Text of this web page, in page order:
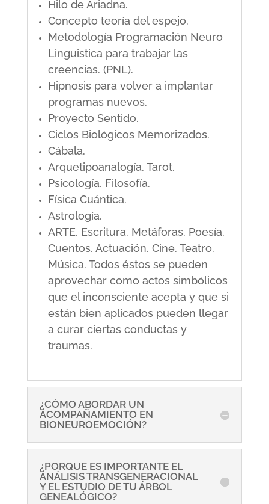
Hilo de Ariadna.
Concepto teoría del espejo.
Metodología Programación Neuro
Linguistica para trabajar las
creencias. (PNL).
Hipnosis para volver a implantar
programas nuevos.
Proyecto Sentido.
Ciclos Biológicos Memorizados.
Cábala.
Arquetipoanalogía. Tarot.
Psicología. Filosofía.
Física Cuántica.
Astrología.
ARTE. Escritura. Metáforas. Poesía.
Cuentos. Actuación. Cine. Teatro.
Música. Todos éstos se pueden
aprovechar como actos simbólicos
que el inconsciente acepta y que si
están bien aplicados pueden llegar
a curar ciertas conductas y
traumas.
¿CÓMO ABORDAR UN
ACOMPAÑAMIENTO EN
BIONEUROEMOCIÓN?
¿PORQUE ES IMPORTANTE EL
ANÁLISIS TRANSGENERACIONAL
Y EL ESTUDIO DE TU ÁRBOL
GENEALÓGICO?